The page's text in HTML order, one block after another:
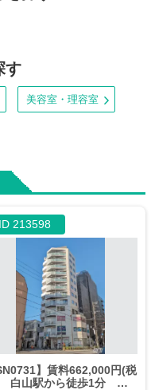
す
美容室・理容室
ID 213598
】賃料662,000円(税
白山駅から徒歩1分 ス